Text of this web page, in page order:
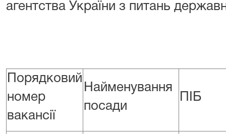
агентства України з питань
Порядковий
номер
вакансії
Найменування
посади
ПІБ